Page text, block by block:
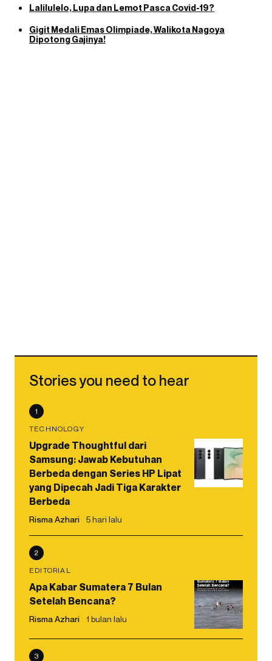
Lalilulelo, Lupa dan Lemot Pasca Covid-19?
Gigit Medali Emas Olimpiade, Walikota Nagoya
Dipotong Gajinya!
Stories you need to hear
1
TECHNOLOGY
Upgrade Thoughtful dari
Samsung: Jawab Kebutuhan
Berbeda dengan Series HP Lipat
yang Dipecah Jadi Tiga Karakter
Berbeda
Risma Azhari 5 hari lalu
2
EDITORIAL
Apa Kabar Sumatera 7 Bulan
Setelah Bencana?
Risma Azhari 1 bulan lalu
3